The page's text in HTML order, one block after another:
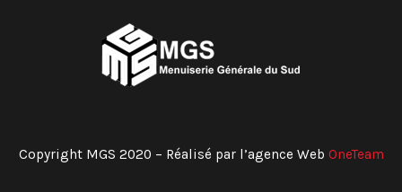
Copyright MGS 2020 – Réalisé par l’agence Web OneTeam